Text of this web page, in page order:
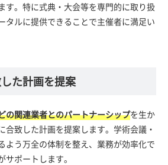
す。特に式典・大会等を専門的に取り扱
タルに提供できることで主催者に満足い
た計画を提案
の関連業者とのパートナーシップを生か
合致した計画を提案します。学術会議・
よう万全の体制を整え、業務が効率化で
ポートします。